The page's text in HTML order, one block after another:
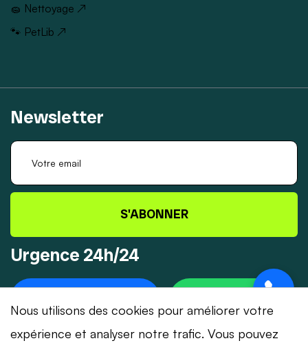
🧽 Nettoyage ↗
🐾 PetLib ↗
Newsletter
S'ABONNER
Urgence 24h/24
Nous utilisons des cookies pour améliorer votre
expérience et analyser notre trafic. Vous pouvez